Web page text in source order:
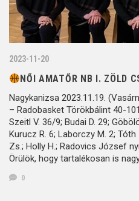
2023-11-20
NŐI AMATŐR NB I. ZÖLD
Nagykanizsa 2023.11.19.
– Radobasket Törökbálint 40-
Szeitl V. 36/9; Budai D. 29;
Kurucz R. 6; Laborczy M. 2;
Zs.; Holly H.; Radovics József
Örülök, hogy tartalékosan is
0